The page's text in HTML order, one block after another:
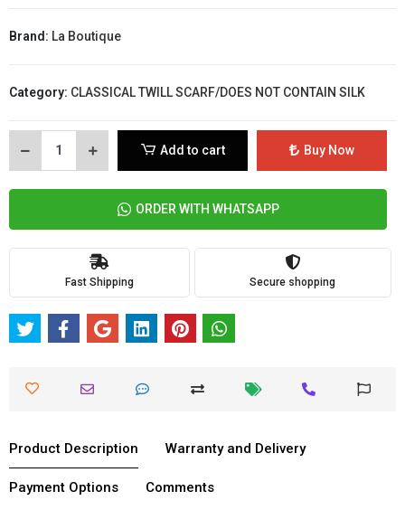
Brand: La Boutique
Category: CLASSICAL TWILL SCARF/DOES NOT CONTAIN SILK
Add to cart Buy Now
ORDER WITH WHATSAPP
Fast Shipping Secure shopping
Product Description Warranty and Delivery
Payment Options Comments